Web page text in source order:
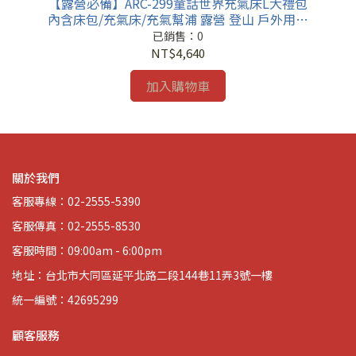
內含床包/充氣床/充氣幫浦 露營 登山 戶外用品
充氣快速 充氣床
已銷售：0
NT$4,640
加入購物車
關於我們
客服專線：02-2555-5390
客服傳真：02-2555-8530
客服時間：09:00am - 6:00pm
地址：台北市大同區延平北路二段144巷11弄3號一樓
統一編號：42695299
顧客服務